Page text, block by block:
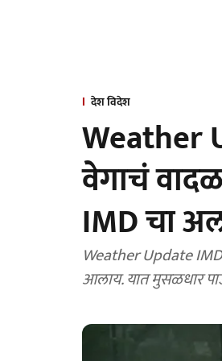
देश विदेश
Weather
वेगाचं
IMD चा
Weather Update IMD Issues Alert : भारतीय हवामान विभागाने २० राज्यांसाठी दोन दिवसांचा इशारा देण्यात
आलाय. यात मुसळधार